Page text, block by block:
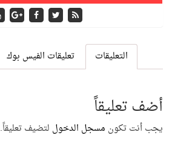
التعليقات تعليقات الفيس بوك
أضف تعليقاً
يجب أنت تكون مسجل الدخول لتضيف تعليقاً.